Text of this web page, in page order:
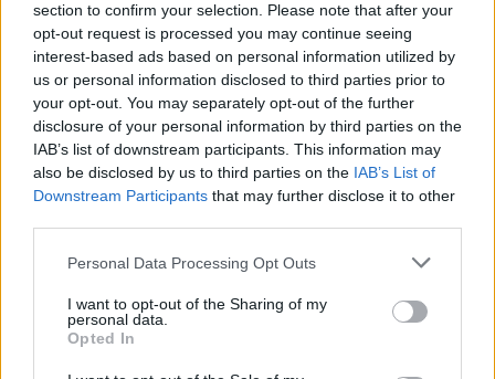
section to confirm your selection. Please note that after your
opt-out request is processed you may continue seeing
interest-based ads based on personal information utilized by
us or personal information disclosed to third parties prior to
your opt-out. You may separately opt-out of the further
disclosure of your personal information by third parties on the
IAB’s list of downstream participants. This information may
also be disclosed by us to third parties on the IAB’s List of
Downstream Participants that may further disclose it to other
Please note that this website/app uses one or more Google
not limited to your visit or usage behaviour. You may click to
grant or deny consent to Google and its third-party tags to
use your data for below specified purposes in below Google
consent section.
Personal Data Processing Opt Outs
I want to opt-out of the Sharing of my
personal data.
Opted In